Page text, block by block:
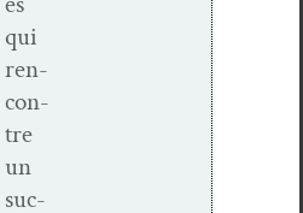
qui
ren­
con­
tre
un
suc­